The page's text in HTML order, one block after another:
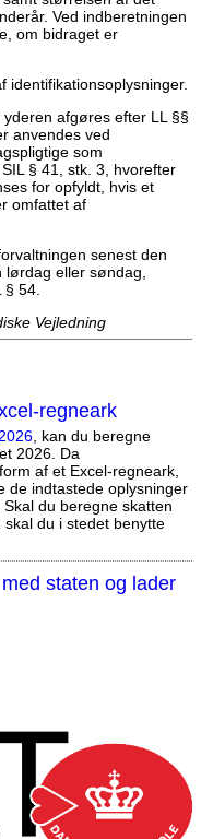
Ved indberetningen
om bidraget er
identifikationsoplysninger.
afgøres efter LL §§
anvendes ved
som
§ 41, stk. 3, hvorefter
for opfyldt, hvis et
omfattet af
senest den
eller søndag,
54.
Vejledning
regneark
, kan du beregne
2026. Da
af et Excel-regneark,
de indtastede oplysninger
du beregne skatten
du i stedet benytte
staten og lader